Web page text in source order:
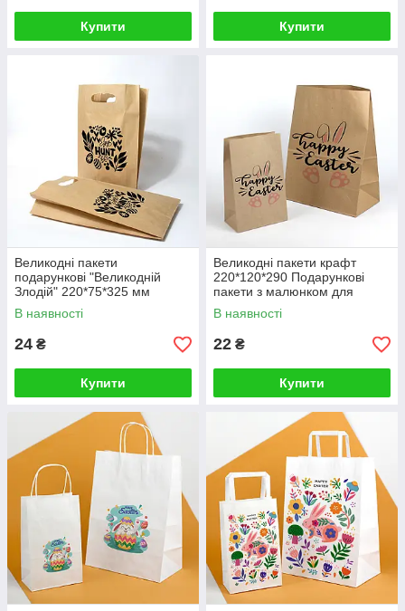
Купити Купити
Великодні пакети
подарункові "Великодній
Злодій" 220*75*325 мм
Пакети з вирубними ручками
Паперовий пакет банан
В наявності
24 ₴
Купити
Великодні пакети крафт
220*120*290 Подарункові
пакети з малюнком для
солодощів
В наявності
22 ₴
Купити